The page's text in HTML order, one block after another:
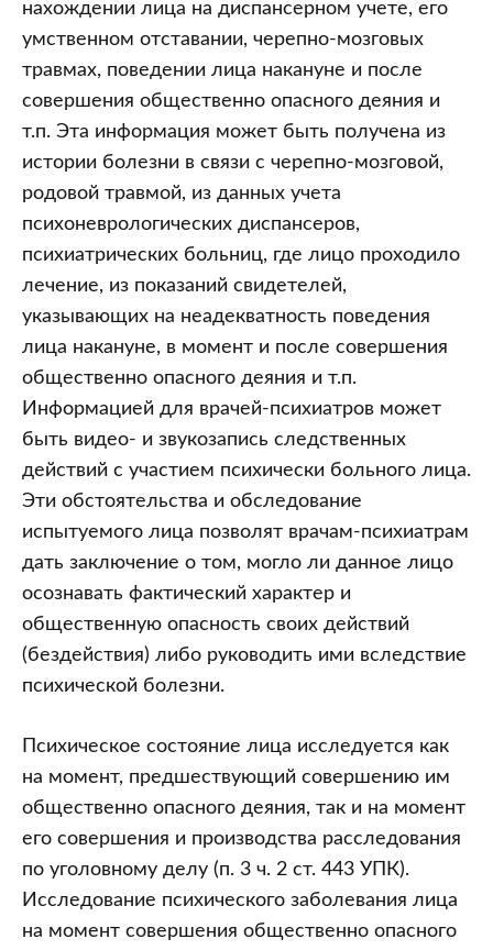
нахождении лица на диспансерном учете, его
умственном отставании, черепно-мозговых
травмах, поведении лица накануне и после
совершения общественно опасного деяния и
т.п. Эта информация может быть получена из
истории болезни в связи с черепно-мозговой,
родовой травмой, из данных учета
психоневрологических диспансеров,
психиатрических больниц, где лицо проходило
лечение, из показаний свидетелей,
указывающих на неадекватность поведения
лица накануне, в момент и после совершения
общественно опасного деяния и т.п.
Информацией для врачей-психиатров может
быть видео- и звукозапись следственных
действий с участием психически больного лица.
Эти обстоятельства и обследование
испытуемого лица позволят врачам-психиатрам
дать заключение о том, могло ли данное лицо
осознавать фактический характер и
общественную опасность своих действий
(бездействия) либо руководить ими вследствие
психической болезни.
Психическое состояние лица исследуется как
на момент, предшествующий совершению им
общественно опасного деяния, так и на момент
его совершения и производства расследования
по уголовному делу (п. 3 ч. 2 ст. 443 УПК).
Исследование психического заболевания лица
на момент совершения общественно опасного